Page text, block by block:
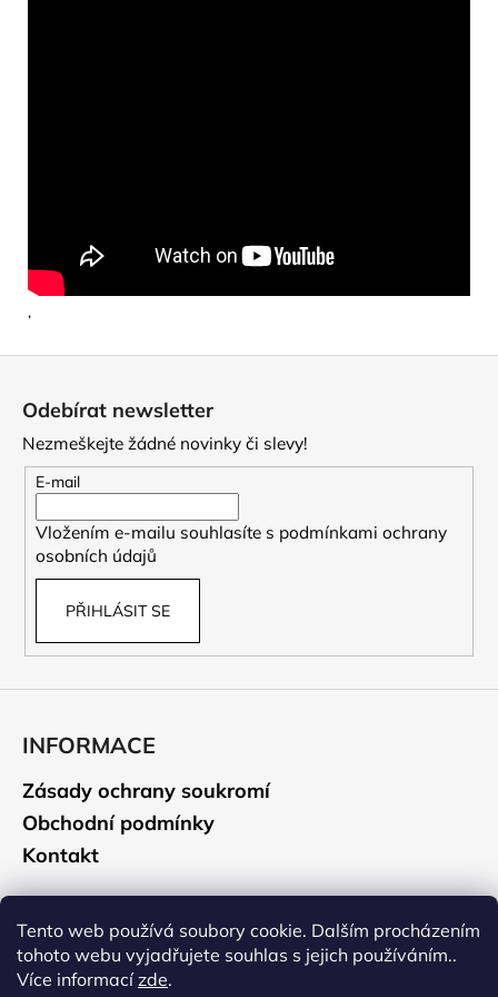
Tento web používá soubory cookie. Dalším procházením
tohoto webu vyjadřujete souhlas s jejich používáním..
Více informacízde.
,
Odebírat newsletter
Nezmeškejte žádné novinky či slevy!
E-mail
Vložením e-mailu souhlasíte s podmínkami ochrany
osobních údajů
PŘIHLÁSIT SE
INFORMACE
Zásady ochrany soukromí
Obchodní podmínky
Kontakt
CAMELBAK
Údržba a čištění